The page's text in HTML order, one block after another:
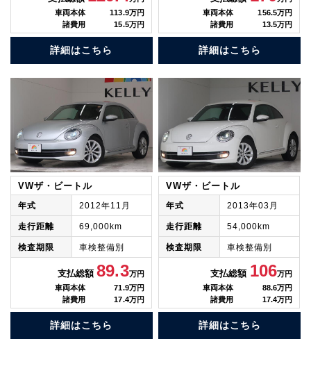
車両本体
113.9万円
諸費用
15.5万円
詳細はこちら
車両本体
156.5万円
諸費用
13.5万円
詳細はこちら
VWザ・ビートル
年式 2012年11月
走行距離 69,000km
検査期限 車検整備別
支払総額89.3万円
車両本体
71.9万円
諸費用
17.4万円
詳細はこちら
VWザ・ビートル
年式 2013年03月
走行距離 54,000km
検査期限 車検整備別
支払総額 106万円
車両本体
88.6万円
諸費用
17.4万円
詳細はこちら